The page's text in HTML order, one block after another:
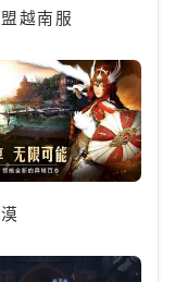
越南服